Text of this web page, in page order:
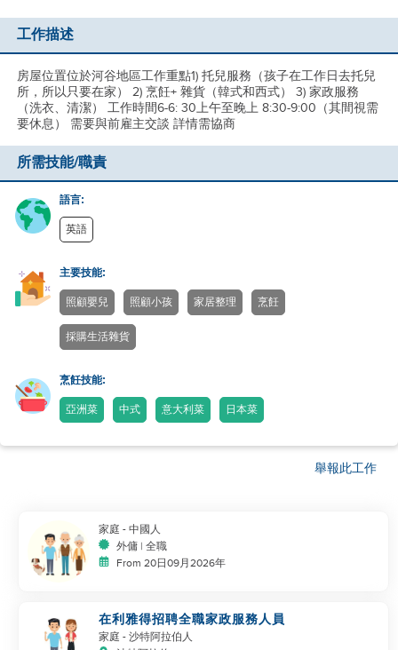
工作描述
房屋位置位於河谷地區工作重點1) 托兒服務（孩子在工作日去托兒
所，所以只要在家） 2) 烹飪+ 雜貨（韓式和西式） 3) 家政服務
（洗衣、清潔） 工作時間6-6: 30上午至晚上 8:30-9:00（其間視需
要休息） 需要與前雇主交談 詳情需協商
所需技能/職責
語言:
英語
主要技能:
照顧嬰兒 照顧小孩 家居整理 烹飪
採購生活雜貨
烹飪技能:
亞洲菜 中式 意大利菜 日本菜
舉報此工作
家庭 - 中國人
外傭 | 全職
From 20日09月2026年
在利雅得招聘全職家政服務人員
家庭 - 沙特阿拉伯人